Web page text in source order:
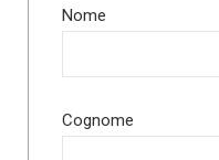
Nome
Cognome